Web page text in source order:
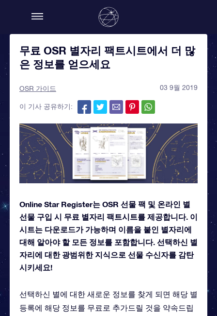
무료 OSR 별자리 팩트시트에서 더 많
은 정보를 얻으세요
OSR 가이드 03 9월 2019
이 기사 공유하기:
Online Star Register는 OSR 선물 팩 및 온라인 별
선물 구입 시 무료 별자리 팩트시트를 제공합니다. 이
시트는 다운로드가 가능하며 이름을 붙인 별자리에
대해 알아야 할 모든 정보를 포함합니다. 선택하신 별
자리에 대한 광범위한 지식으로 선물 수신자를 감탄
시키세요!
선택하신 별에 대한 새로운 정보를 찾게 되면 해당 별
등록에 해당 정보를 무료로 추가드릴 것을 약속드립